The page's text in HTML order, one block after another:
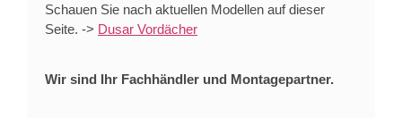
Schauen Sie nach aktuellen Modellen auf dieser
Seite. -> Dusar Vordächer
Wir sind Ihr Fachhändler und Montagepartner.